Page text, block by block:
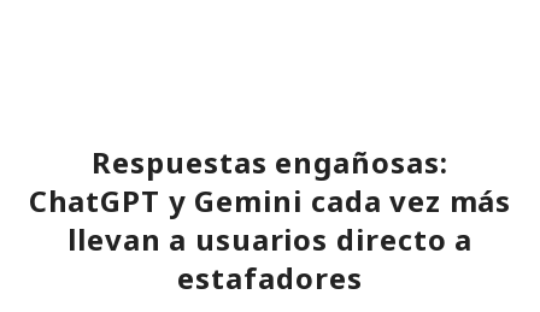
Respuestas engañosas:
ChatGPT y Gemini cada vez más
llevan a usuarios directo a
estafadores